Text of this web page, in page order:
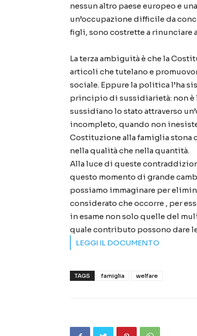
nessun altro paese europeo e
un’occupazione difficile da
figli, sono costrette a rinunciare
La terza ambiguità è che la
articoli che tutelano e
sociale. Eppure la politica l’ha
principio di sussidiarietà: non è
sussidiano lo stato attraverso
incompleto, quando non
Costituzione alla famiglia stona
nella qualità che nella quantità.
Alla luce di queste
questo momento di grande
possiamo immaginare per
considerato che occorre , per
in esame non solo quelle del
quale contributo possono dare
LEGGI IL DOCUMENTO
TAGS famiglia welfare